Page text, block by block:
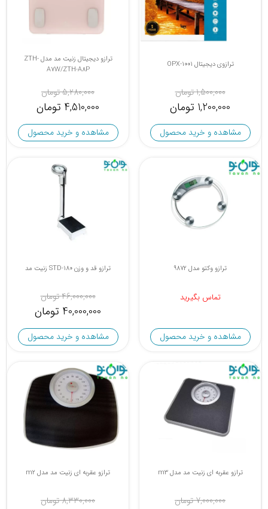
ترازوی دیجیتال OPX-1001
1,500,000 تومان
1,200,000 تومان
مشاهده و خرید محصول
ترازو دیجیتال زنیت مد مدل ZTH-
A7W/ZTH-A8P
5,280,000 تومان
4,510,000 تومان
مشاهده و خرید محصول
ترازو وکتو مدل 9872
تماس بگیرید
مشاهده و خرید محصول
ترازو قد و وزن STD-180 زنیت مد
46,000,000 تومان
40,000,000 تومان
مشاهده و خرید محصول
ترازو عقربه ای زنیت مد مدل m3
7,000,000 تومان
ترازو عقربه ای زنیت مد مدل m2
8,330,000 تومان